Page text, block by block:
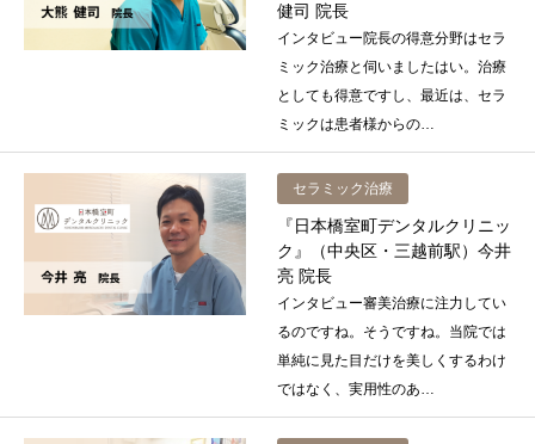
健司 院長
インタビュー院長の得意分野はセラ
ミック治療と伺いましたはい。治療
としても得意ですし、最近は、セラ
ミックは患者様からの…
セラミック治療
『日本橋室町デンタルクリニッ
ク』（中央区・三越前駅）今井
亮 院長
インタビュー審美治療に注力してい
るのですね。そうですね。当院では
単純に見た目だけを美しくするわけ
ではなく、実用性のあ…